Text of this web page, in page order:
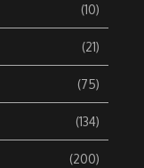
(10)
(21)
(75)
(134)
(200)